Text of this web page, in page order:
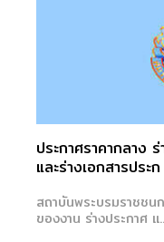
ประกาศราคากลาง
และร่างเอกสารประก
สถาบันพระบรมราชชน
ของงาน ร่างประกาศ แ